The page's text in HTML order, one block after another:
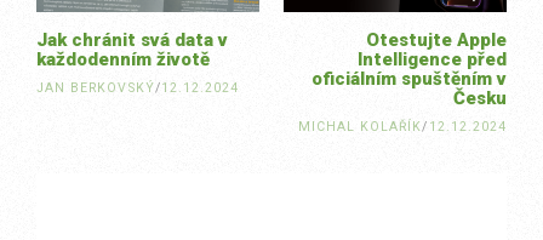
Otestujte Apple
Intelligence před
oficiálním spuštěním v
Česku
MICHAL KOLAŘÍK/ 12.12.2024
Jak chránit svá data v
každodenním životě
JAN BERKOVSKÝ/12.12.2024